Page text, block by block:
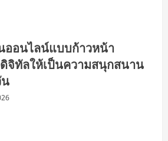
ออนไลน์แบบก้าวหน้า
จิทัลให้เป็นความสนุกสนาน